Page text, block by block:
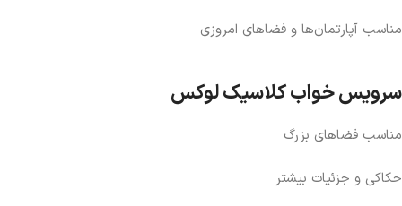
مناسب آپارتمان‌ها و فضاهای امروزی
سرویس خواب کلاسیک لوکس
مناسب فضاهای بزرگ
حکاکی و جزئیات بیشتر